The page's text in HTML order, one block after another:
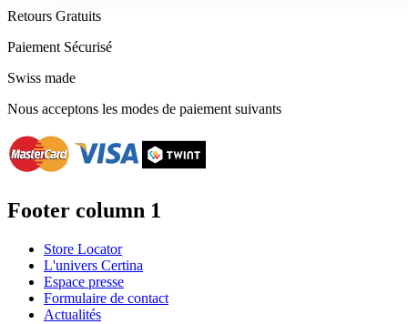
Retours Gratuits
Paiement Sécurisé
Swiss made
Nous acceptons les modes de paiement suivants
Footer column 1
Store Locator
L'univers Certina
Espace presse
Formulaire de contact
Actualités